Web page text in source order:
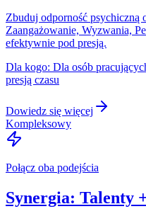
Zbuduj odporność psychiczną
Zaangażowanie, Wyzwania,
efektywnie pod presją.
Dla kogo: Dla osób
presją czasu
Dowiedz się więcej
Kompleksowy
Połącz oba podejścia
Synergia: Talenty